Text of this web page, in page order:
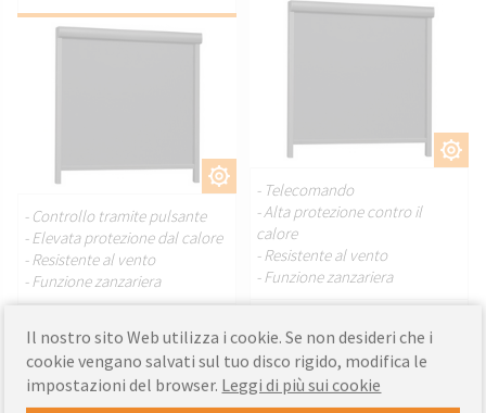
PERSONALIZZARE.
- Controllo tramite pulsante
- Elevata protezione dal calore
- Resistente al vento
- Funzione zanzariera
A partire dal439.06EUR
PERSONALIZZARE.
- Telecomando
- Alta protezione contro il
calore
- Resistente al vento
- Funzione zanzariera
A partire dal576.52 EUR
Il nostro sito Web utilizza i cookie. Se non desideri che i
cookie vengano salvati sul tuo disco rigido, modifica le
impostazioni del browser. Leggi di più sui cookie